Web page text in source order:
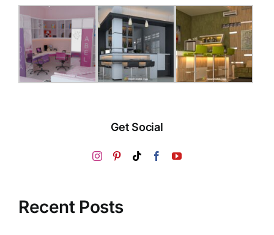
Get Social
Recent Posts